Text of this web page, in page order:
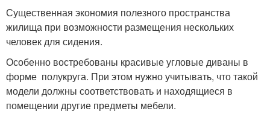
Существенная экономия полезного пространства
жилища при возможности размещения нескольких
человек для сидения.
Особенно востребованы красивые угловые диваны в
форме полукруга. При этом нужно учитывать, что такой
модели должны соответствовать и находящиеся в
помещении другие предметы мебели.